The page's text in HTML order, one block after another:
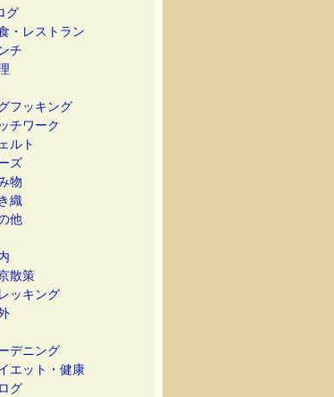
グ
・レストラン
チ
フッキング
チワーク
ルト
ズ
物
織
他
散策
ッキング
デニング
エット・健康
グ